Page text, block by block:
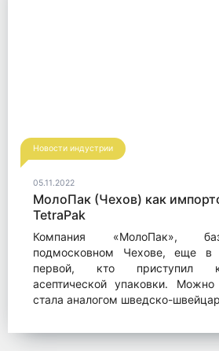
Новости индустрии
05.11.2022
МолоПак (Чехов) как
TetraPak
Компания «МолоПак»,
подмосковном Чехове, еще в
первой, кто приступил к
асептической упаковки.
стала аналогом шведско-